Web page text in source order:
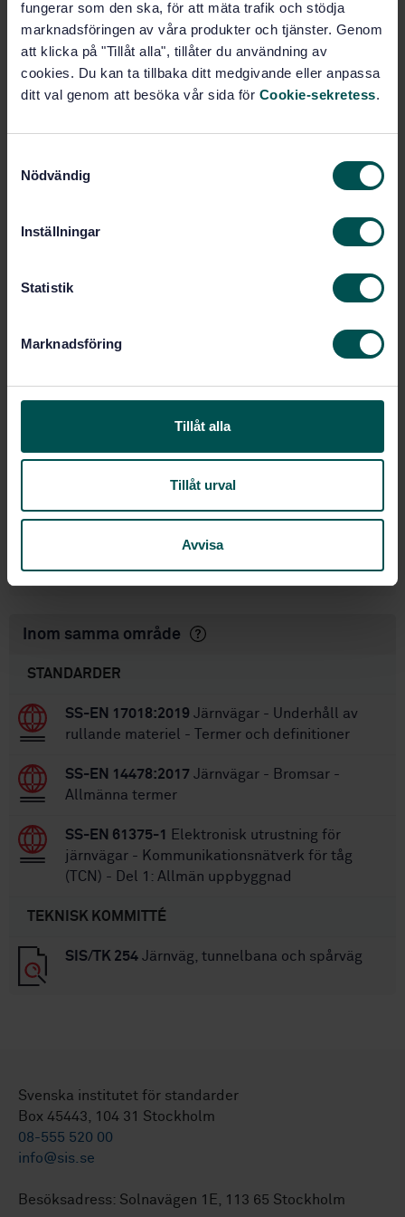
fungerar som den ska, för att mäta trafik och stödja
marknadsföringen av våra produkter och tjänster. Genom
att klicka på "Tillåt alla", tillåter du användning av
cookies. Du kan ta tillbaka ditt medgivande eller anpassa
ditt val genom att besöka vår sida för Cookie-sekretess.
Nödvändig
Inställningar
Statistik
Marknadsföring
Tillåt alla
Tillåt urval
Avvisa
positionslyktor och slutsignallyktor
Prenumerera på standarden - Läs mer
Pris:1 097 SEK
Fler alternativ
Språk:
Railway applications -
1
2016-11-01
Antal sidor:32
SS-EN 15153-1:2013
Ersätts av: SS-EN 15153-1:2020
Inom samma område
STANDARDER
SS-EN 17018:2019 Järnvägar - Underhåll av
rullande materiel - Termer och definitioner
SS-EN 14478:2017 Järnvägar - Bromsar -
Allmänna termer
SS-EN 61375-1
Elektronisk utrustning för
järnvägar - Kommunikationsnätverk för tåg
(TCN) - Del 1: Allmän uppbyggnad
TEKNISK KOMMITTÉ
SIS/TK 254 Järnväg, tunnelbana och spårväg
Svenska institutet för standarder
Box 45443, 104 31 Stockholm
08-555 520 00
info@sis.se
Besöksadress: Solnavägen 1E, 113 65 Stockholm